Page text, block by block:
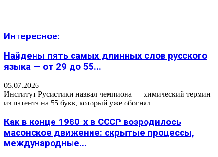
Интересное:
Найдены пять самых длинных слов русского
языка — от 29 до 55...
05.07.2026
Институт Русистики назвал чемпиона — химический термин
из патента на 55 букв, который уже обогнал...
Как в конце 1980-х в СССР возродилось
масонское движение: скрытые процессы,
международные...